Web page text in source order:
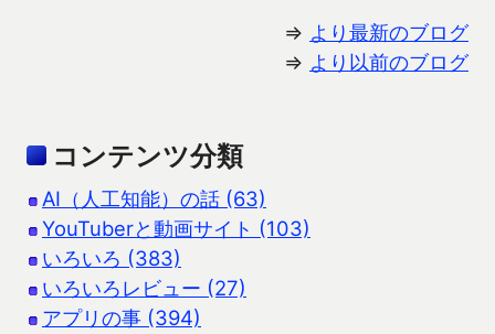
⇒ より最新のブログ
⇒ より以前のブログ
コンテンツ分類
AI（人工知能）の話 (63)
YouTuberと動画サイト (103)
いろいろ (383)
いろいろレビュー (27)
アプリの事 (394)